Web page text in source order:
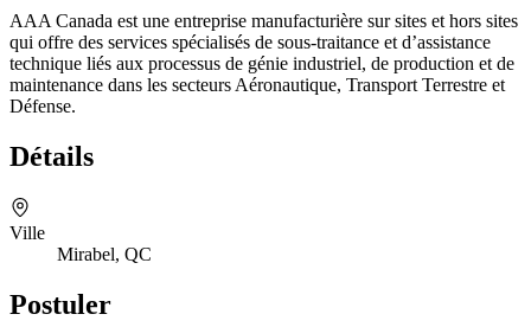
AAA Canada est une entreprise manufacturière sur sites et hors sites
qui offre des services spécialisés de sous-traitance et d’assistance
technique liés aux processus de génie industriel, de production et de
maintenance dans les secteurs Aéronautique, Transport Terrestre et
Défense.
Détails
Ville
Mirabel, QC
Postuler